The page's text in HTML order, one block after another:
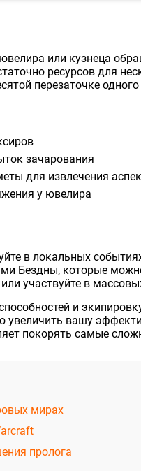
или кузнеца
ресурсов для
перезаточке
зачарования
для извлечения
у ювелира
в локальных
Бездны, которые
участвуйте в
и
увеличить вашу
покорять самые
мирах
пролога